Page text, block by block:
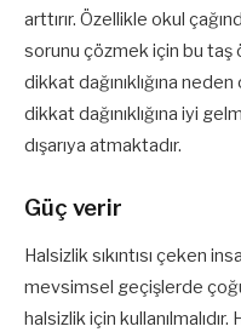
arttırır. Özellikle okul
sorunu çözmek için bu taş
dikkat dağınıklığına
dikkat dağınıklığına iyi
dışarıya atmaktadır.
Güç verir
Halsizlik sıkıntısı çeken
mevsimsel geçişlerde
halsizlik için